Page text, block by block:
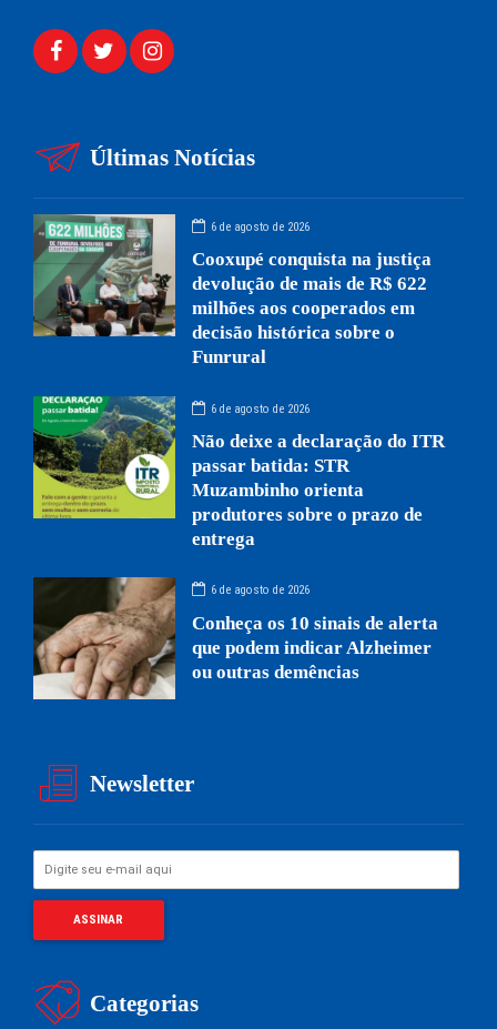
Últimas Notícias
6 de agosto de 2026
Cooxupé conquista na justiça
devolução de mais de R$ 622
milhões aos cooperados em
decisão histórica sobre o
Funrural
6 de agosto de 2026
Não deixe a declaração do ITR
passar batida: STR
Muzambinho orienta
produtores sobre o prazo de
entrega
6 de agosto de 2026
Conheça os 10 sinais de alerta
que podem indicar Alzheimer
ou outras demências
Newsletter
Categorias